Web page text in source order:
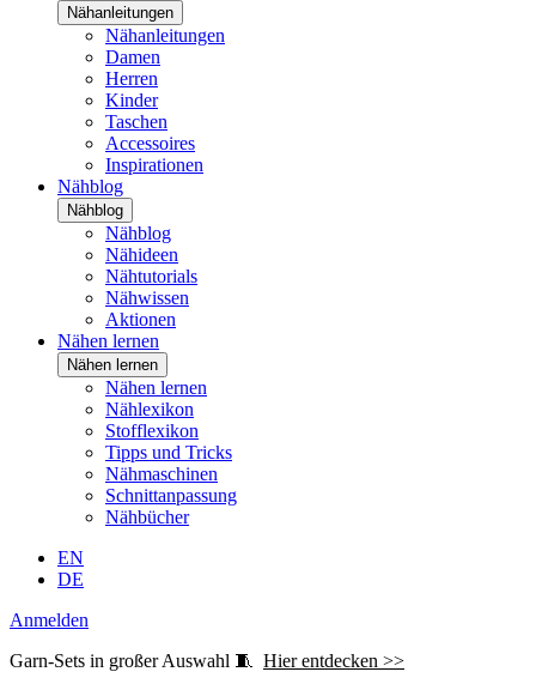
Nähanleitungen
Nähanleitungen
Damen
Herren
Kinder
Taschen
Accessoires
Inspirationen
Nähblog
Nähblog
Nähblog
Nähideen
Nähtutorials
Nähwissen
Aktionen
Nähen lernen
Nähen lernen
Nähen lernen
Nählexikon
Stofflexikon
Tipps und Tricks
Nähmaschinen
Schnittanpassung
Nähbücher
EN
DE
Anmelden
Garn-Sets in großer Auswahl 🧵 Hier entdecken >>